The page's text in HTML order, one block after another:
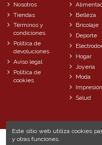
Nosotros
Tiendas
Términos y
condiciones
Política de
devoluciones
Aviso legal
Política de
cookies
Belleza
Bricolaje
Deporte
Hogar
Joyería
Moda
Impresión
Salud
Este sitio web utiliza cookies
y otras funciones.